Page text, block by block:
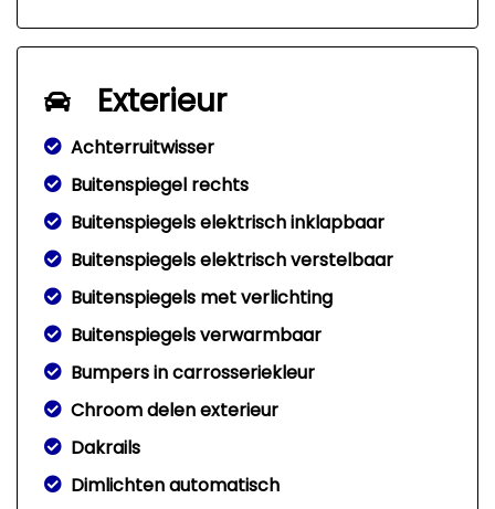
Exterieur
Achterruitwisser
Buitenspiegel rechts
Buitenspiegels elektrisch inklapbaar
Buitenspiegels elektrisch verstelbaar
Buitenspiegels met verlichting
Buitenspiegels verwarmbaar
Bumpers in carrosseriekleur
Chroom delen exterieur
Dakrails
Dimlichten automatisch